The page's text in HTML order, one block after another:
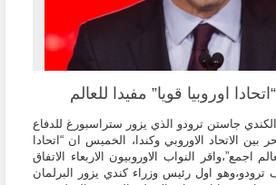
اوروبيا قويا” مفيدا للعالم
الكندي جاستن ترودو الذي يزور ستراسبورغ للدفاع
بين الاتحاد الاوروبي وكندا، الخميس ان “اتحادا
اجمع”،واقر النواب الاوروبيون الاربعاء الاتفاق
ترودو،وهو اول رئيس وزراء كندي يزور البرلمان